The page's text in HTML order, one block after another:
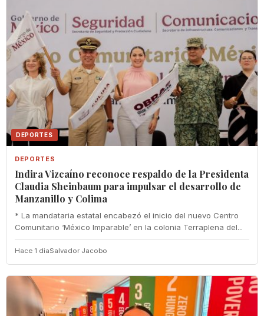
DEPORTES
DEPORTES
Indira Vizcaíno reconoce respaldo de la Presidenta
Claudia Sheinbaum para impulsar el desarrollo de
Manzanillo y Colima
* La mandataria estatal encabezó el inicio del nuevo Centro
Comunitario ‘México Imparable’ en la colonia Terraplena del...
Hace 1 diaSalvador Jacobo